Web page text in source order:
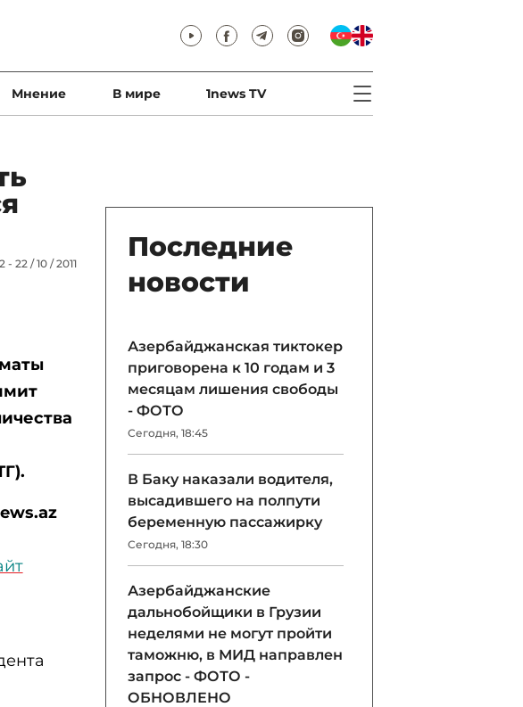
Мнение В мире 1news TV
- 22 / 10 / 2011
Последние
новости
Азербайджанская тиктокер
приговорена к 10 годам и 3
месяцам лишения свободы
- ФОТО
Сегодня, 18:45
В Баку наказали водителя,
высадившего на полпути
беременную пассажирку
Сегодня, 18:30
Азербайджанские
дальнобойщики в Грузии
неделями не могут пройти
таможню, в МИД направлен
запрос - ФОТО -
ОБНОВЛЕНО